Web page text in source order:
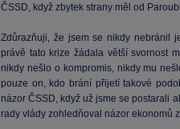
ČSSD, když zbytek strany měl od
Zdůrazňuji, že jsem se nikdy nebránil
právě tato krize žádala větší svornost
nikdy nešlo o kompromis, nikdy mu
pouze on, kdo brání přijetí takové
názor ČSSD, když už jsme se postarali
rady vlády zohledňoval názor ekonomů